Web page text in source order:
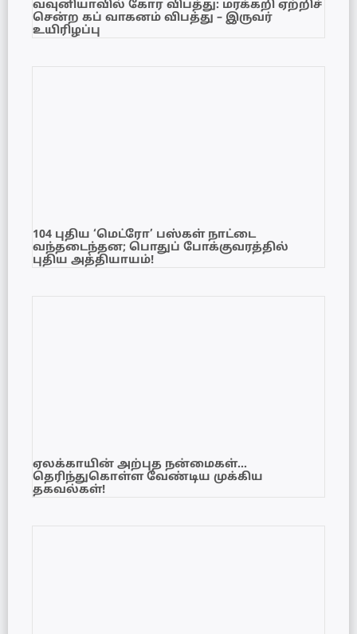
வவுனியாவில் கோர விபத்து: மரக்கறி ஏற்றிச்
சென்ற கப் வாகனம் விபத்து – இருவர்
உயிரிழப்பு
104 புதிய ‘மெட்ரோ’ பஸ்கள் நாட்டை
வந்தடைந்தன; பொதுப் போக்குவரத்தில்
புதிய அத்தியாயம்!
ஏலக்காயின் அற்புத நன்மைகள்…
தெரிந்துகொள்ள வேண்டிய முக்கிய
தகவல்கள்!